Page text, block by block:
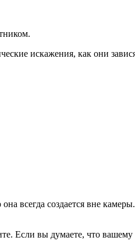
искажения, как они
всегда создается вне
Если вы думаете, что